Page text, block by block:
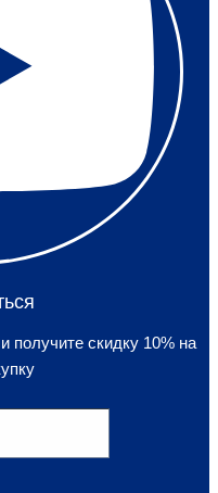
получите скидку 10% на